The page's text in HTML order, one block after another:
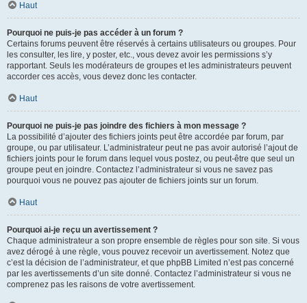
Haut
Pourquoi ne puis-je pas accéder à un forum ?
Certains forums peuvent être réservés à certains utilisateurs ou groupes. Pour
les consulter, les lire, y poster, etc., vous devez avoir les permissions s’y
rapportant. Seuls les modérateurs de groupes et les administrateurs peuvent
accorder ces accès, vous devez donc les contacter.
Haut
Pourquoi ne puis-je pas joindre des fichiers à mon message ?
La possibilité d’ajouter des fichiers joints peut être accordée par forum, par
groupe, ou par utilisateur. L’administrateur peut ne pas avoir autorisé l’ajout de
fichiers joints pour le forum dans lequel vous postez, ou peut-être que seul un
groupe peut en joindre. Contactez l’administrateur si vous ne savez pas
pourquoi vous ne pouvez pas ajouter de fichiers joints sur un forum.
Haut
Pourquoi ai-je reçu un avertissement ?
Chaque administrateur a son propre ensemble de règles pour son site. Si vous
avez dérogé à une règle, vous pouvez recevoir un avertissement. Notez que
c’est la décision de l’administrateur, et que phpBB Limited n’est pas concerné
par les avertissements d’un site donné. Contactez l’administrateur si vous ne
comprenez pas les raisons de votre avertissement.